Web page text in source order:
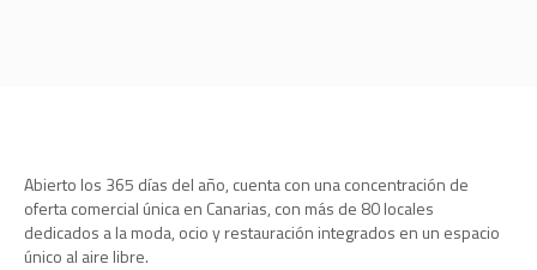
Abierto los 365 días del año, cuenta con una concentración de
oferta comercial única en Canarias, con más de 80 locales
dedicados a la moda, ocio y restauración integrados en un espacio
único al aire libre.